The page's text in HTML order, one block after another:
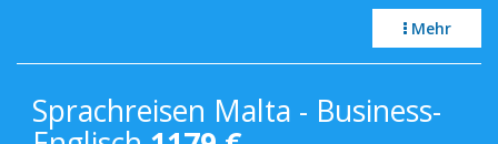
Mehr
Sprachreisen Malta - Business-